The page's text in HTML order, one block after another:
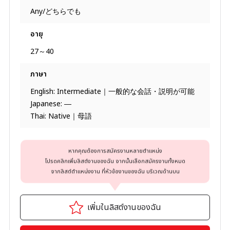
Any/どちらでも
อายุ
27～40
ภาษา
English: Intermediate｜一般的な会話・説明が可能
Japanese: ―
Thai: Native｜母語
เพิ่มในลิสต์งานของฉัน
หากคุณต้องการสมัครงานหลายตำแหน่ง
โปรดคลิกเพิ่มลิสต์งานของฉัน จากนั้นเลือกสมัครงานทั้งหมด
จากลิสต์ตำแหน่งงาน ที่หัวข้องานของฉัน บริเวณด้านบน